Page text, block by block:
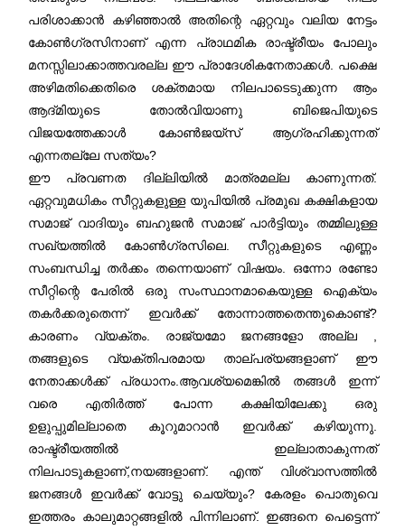
പരിശാക്കാൻ കഴിഞ്ഞാൽ അതിന്റെ ഏറ്റവും വലിയ നേട്ടം
കോൺഗ്രസിനാണ് എന്ന പ്രാഥമിക രാഷ്ട്രീയം പോലും
മനസ്സിലാക്കാത്തവരല്ല ഈ പ്രാദേശികനേതാക്കൾ. പക്ഷെ
അഴിമതിക്കെതിരെ ശക്തമായ നിലപാടെടുക്കുന്ന ആം
ആദ്മിയുടെ തോൽവിയാണു ബിജെപിയുടെ
വിജയത്തേക്കാൾ കോൺജയ്സ് ആഗ്രഹിക്കുന്നത്
എന്നതല്ലേ സത്യം?
ഈ പ്രവണത ദില്ലിയിൽ മാത്രമല്ല കാണുന്നത്.
ഏറ്റവുമധികം സീറ്റുകളുള്ള യുപിയിൽ പ്രമുഖ കക്ഷികളായ
സമാജ് വാദിയും ബഹുജൻ സമാജ് പാർട്ടിയും തമ്മിലുള്ള
സഖ്യത്തിൽ കോൺഗ്രസിലെ. സീറ്റുകളുടെ എണ്ണം
സംബന്ധിച്ച തർക്കം തന്നെയാണ് വിഷയം. ഒന്നോ രണ്ടോ
സീറ്റിന്റെ പേരിൽ ഒരു സംസ്ഥാനമാകെയുള്ള ഐക്യം
തകർക്കരുതെന്ന് ഇവർക്ക് തോന്നാത്തതെന്തുകൊണ്ട്?
കാരണം വ്യക്തം. രാജ്യമോ ജനങ്ങളോ അല്ല ,
തങ്ങളുടെ വ്യക്തിപരമായ താല്പര്യങ്ങളാണ് ഈ
നേതാക്കൾക്ക് പ്രധാനം.ആവശ്യമെങ്കിൽ തങ്ങൾ ഇന്ന്
വരെ എതിർത്ത് പോന്ന കക്ഷിയിലേക്കു ഒരു
ഉളുപ്പുമില്ലാതെ കൂറുമാറാൻ ഇവർക്ക് കഴിയുന്നു.
രാഷ്ട്രീയത്തിൽ ഇല്ലാതാകുന്നത്
നിലപാടുകളാണ്,നയങ്ങളാണ്. എന്ത് വിശ്വാസത്തിൽ
ജനങ്ങൾ ഇവർക്ക് വോട്ടു ചെയ്യും? കേരളം പൊതുവെ
ഇത്തരം കാലുമാറ്റങ്ങളിൽ പിന്നിലാണ്. ഇങ്ങനെ പെട്ടെന്ന്